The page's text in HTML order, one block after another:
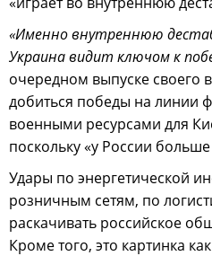
«Именно внутреннюю
Украина видит ключом к
очередном выпуске своего
добиться победы на линии
военными ресурсами для
поскольку «у России
Удары по энергетической
розничным сетям, по
раскачивать российское
Кроме того, это картинка